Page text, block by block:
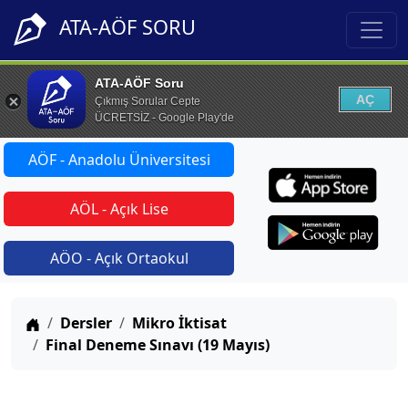
ATA-AÖF SORU
ATA-AÖF Soru
Çıkmış Sorular Cepte
ÜCRETSİZ - Google Play'de
AÇ
AÖF - Anadolu Üniversitesi
AÖL - Açık Lise
AÖO - Açık Ortaokul
Anasayfa
Dersler
Mikro İktisat
Final Deneme Sınavı (19 Mayıs)